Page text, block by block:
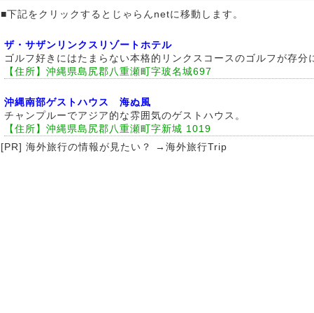
■下記をクリックするとじゃらんnetに移動します。
ザ・サザンリンクスリゾートホテル
ゴルフ好きにはたまらない本格的リンクスコースのゴルフが存分
【住所】沖縄県島尻郡八重瀬町字玻名城697
沖縄南部ゲストハウス 海ぬ風
チャンプルーでアジア的な雰囲気のゲストハウス。
【住所】沖縄県島尻郡八重瀬町字新城 1019
[PR] 海外旅行の情報が見たい？ → 海外旅行Trip